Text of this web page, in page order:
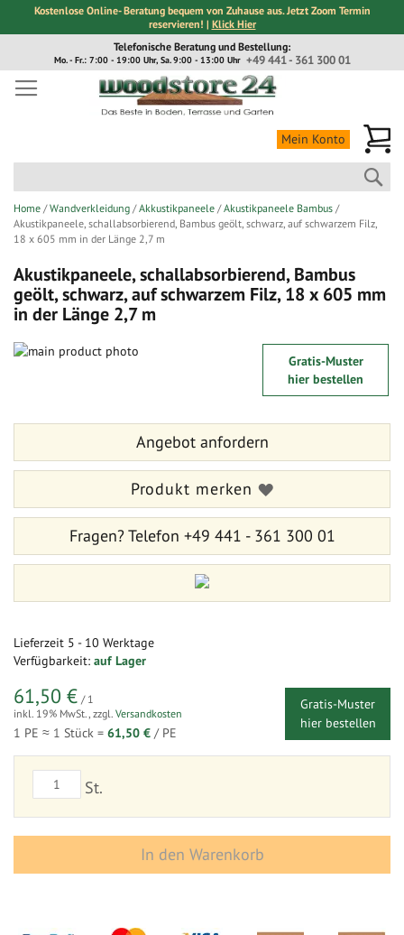
Kostenlose Online- Beratung bequem von Zuhause aus. Jetzt Zoom Termin
reservieren! | Klick Hier
Inhalt
Telefonische Beratung und Bestellung:
+49 441 - 361 300 01
Mo. - Fr.: 7:00 - 19:00 Uhr, Sa. 9:00 - 13:00 Uhr
Mein Konto
Home Wandverkleidung Akkustikpaneele
Akustikpaneele Bambus
Akustikpaneele, schallabsorbierend, Bambus geölt, schwarz, auf schwarzem Filz,
18 x 605 mm in der Länge 2,7 m
Akustikpaneele, schallabsorbierend, Bambus
geölt, schwarz, auf schwarzem Filz, 18 x 605 mm
in der Länge 2,7 m
Lieferzeit 5 - 10 Werktage
Verfügbarkeit: auf Lager
61,50 € / 1
inkl. 19% MwSt., zzgl. Versandkosten
1 PE ≈ 1 Stück = 61,50 € / PE
Gratis-Muster
hier bestellen
St.
In den Warenkorb
Gratis-Muster
hier bestellen
Zum
springen
Bildergalerie
Angebot anfordern
Produkt merken
Fragen?Telefon +49 441 - 361 300 01